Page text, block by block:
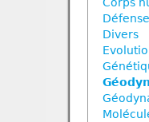
Divers
Nutrition
Corps
Divers